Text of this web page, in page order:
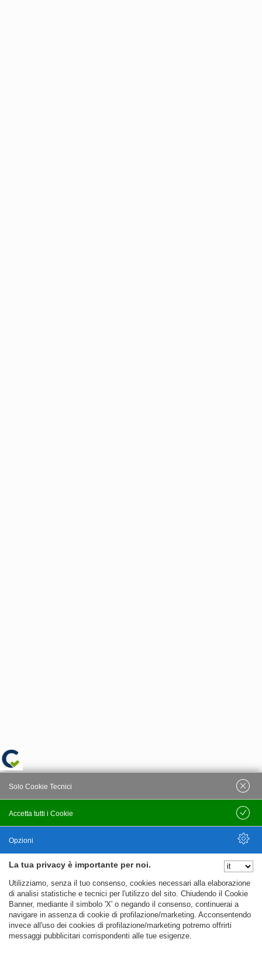
La tua privacy è importante per noi.
Utilizziamo, senza il tuo consenso, cookies necessari alla elaborazione
di analisi statistiche e tecnici per l'utilizzo del sito. Chiudendo il Cookie
Banner, mediante il simbolo 'X' o negando il consenso, continuerai a
navigare in assenza di cookie di profilazione/marketing. Acconsentendo
invece all'uso dei cookies di profilazione/marketing potremo offrirti
messaggi pubblicitari corrispondenti alle tue esigenze.
Accetta tutti i Cookie
Solo Cookie Tecnici
Salva
Opzioni
Nascondi Opzioni